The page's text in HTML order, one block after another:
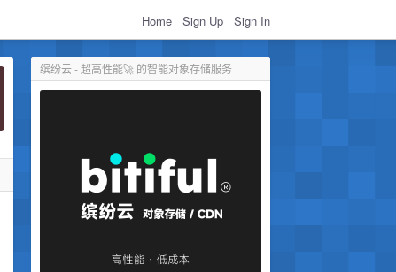
Home Sign Up Sign In
缤纷云 - 超高性能🚀 的智能对象存储服务